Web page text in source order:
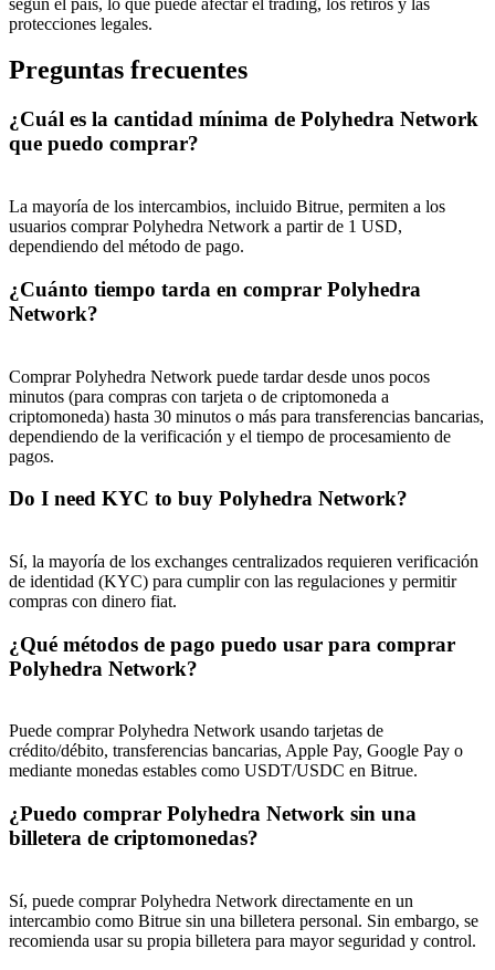
protecciones legales.
Preguntas frecuentes
¿Cuál es la cantidad mínima de Polyhedra Network
que puedo comprar?
La mayoría de los intercambios, incluido Bitrue, permiten a los
usuarios comprar Polyhedra Network a partir de 1 USD,
dependiendo del método de pago.
¿Cuánto tiempo tarda en comprar Polyhedra
Network?
Comprar Polyhedra Network puede tardar desde unos pocos
minutos (para compras con tarjeta o de criptomoneda a
criptomoneda) hasta 30 minutos o más para transferencias bancarias,
dependiendo de la verificación y el tiempo de procesamiento de
pagos.
Do I need KYC to buy Polyhedra Network?
Sí, la mayoría de los exchanges centralizados requieren verificación
de identidad (KYC) para cumplir con las regulaciones y permitir
compras con dinero fiat.
¿Qué métodos de pago puedo usar para comprar
Polyhedra Network?
Puede comprar Polyhedra Network usando tarjetas de
crédito/débito, transferencias bancarias, Apple Pay, Google Pay o
mediante monedas estables como USDT/USDC en Bitrue.
¿Puedo comprar Polyhedra Network sin una
billetera de criptomonedas?
Sí, puede comprar Polyhedra Network directamente en un
intercambio como Bitrue sin una billetera personal. Sin embargo, se
recomienda usar su propia billetera para mayor seguridad y control.